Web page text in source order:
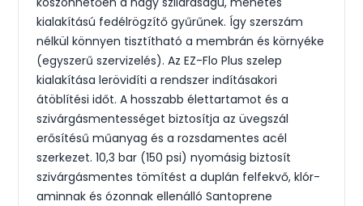
kialakítású fedélrögzítő gyűrűnek. Így szerszám
nélkül könnyen tisztítható a membrán és környéke
(egyszerű szervizelés). Az EZ-Flo Plus szelep
kialakítása lerövidíti a rendszer indításakori
átöblítési időt. A hosszabb élettartamot és a
szivárgásmentességet biztosítja az üvegszál
erősítésű műanyag és a rozsdamentes acél
szerkezet. 10,3 bar (150 psi) nyomásig biztosít
szivárgásmentes tömítést a duplán felfekvő, klór-
aminnak és ózonnak ellenálló Santoprene